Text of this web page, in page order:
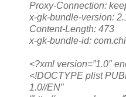
Proxy-Connection:
x-gk-bundle-version:
Content-Length: 473
x-gk-bundle-id:
<?xml version=”1.0″
<!DOCTYPE plist
1.0//EN”